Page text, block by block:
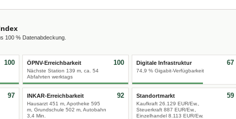
100 % Datenabdeckung.
100 ÖPNV-Erreichbarkeit
Nächste Station 139 m, ca. 54
Abfahrten werktags
100 Digitale Infrastruktur
74,9 % Gigabit-Verfügbarkeit
67
97 INKAR-Erreichbarkeit
Hausarzt 451 m, Apotheke 595
m, Grundschule 502 m, Autobahn
3,4 Min.
92 Standortmarkt
Kaufkraft 26.129 EUR/Ew.,
Steuerkraft 887 EUR/Ew.,
Einzelhandel 8.113 EUR/Ew.
59